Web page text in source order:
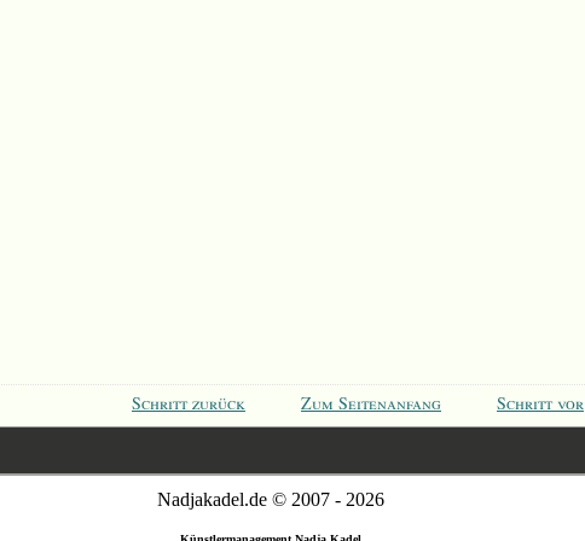
Schritt zurück Zum Seitenanfang Schritt vor
Nadjakadel.de © 2007 - 2026